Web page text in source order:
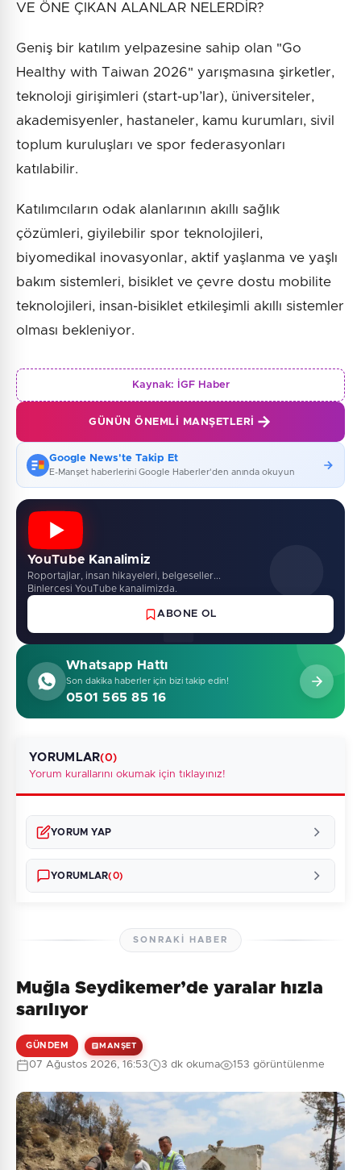
VE ÖNE ÇIKAN ALANLAR NELERDİR?
Geniş bir katılım yelpazesine sahip olan "Go
Healthy with Taiwan 2026" yarışmasına şirketler,
teknoloji girişimleri (start-up’lar), üniversiteler,
akademisyenler, hastaneler, kamu kurumları, sivil
toplum kuruluşları ve spor federasyonları
katılabilir.
Katılımcıların odak alanlarının akıllı sağlık
çözümleri, giyilebilir spor teknolojileri,
biyomedikal inovasyonlar, aktif yaşlanma ve yaşlı
bakım sistemleri, bisiklet ve çevre dostu mobilite
teknolojileri, insan-bisiklet etkileşimli akıllı sistemler
olması bekleniyor.
Kaynak: İGF Haber
GÜNÜN ÖNEMLI MANŞETLERI
Google News'te Takip Et
E-Manşet haberlerini Google Haberler'den anında okuyun
YouTube Kanalimiz
Roportajlar, insan hikayeleri, belgeseller...
Binlercesi YouTube kanalimizda.
ABONE OL
Whatsapp Hattı
Son dakika haberler için bizi takip edin!
0501 565 85 16
YORUMLAR(0)
Yorum kurallarını okumak için tıklayınız!
YORUM YAP
Güvenlik Sorusu:
3 + 4 = ?
YORUMLAR(0)
Henüz yorum yapılmamış. İlk yorumu siz yapın!
SONRAKI HABER
Muğla Seydikemer’de yaralar hızla
sarılıyor
GÜNDEM MANŞET
07 Ağustos 2026, 16:53 3 dk okuma 153 görüntülenme